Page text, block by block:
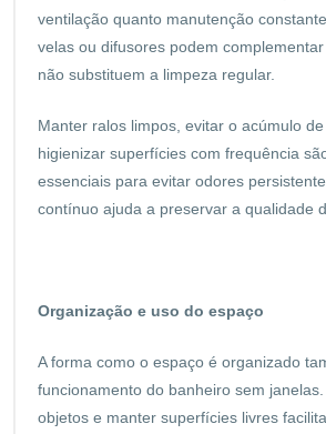
ventilação quanto manutenção
velas ou difusores podem
não substituem a limpeza regular.
Manter ralos limpos, evitar o acúmulo
higienizar superfícies com frequência
essenciais para evitar odores
contínuo ajuda a preservar a qualidade
Organização e uso do espaço
A forma como o espaço é organizado
funcionamento do banheiro sem
objetos e manter superfícies livres